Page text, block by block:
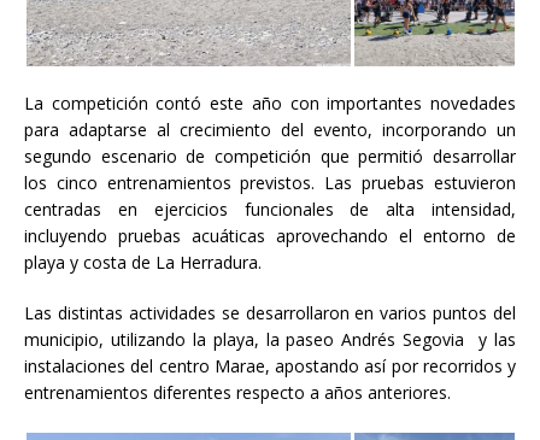
La competición contó este año con importantes novedades
para adaptarse al crecimiento del evento, incorporando un
segundo escenario de competición que permitió desarrollar
los cinco entrenamientos previstos. Las pruebas estuvieron
centradas en ejercicios funcionales de alta intensidad,
incluyendo pruebas acuáticas aprovechando el entorno de
playa y costa de La Herradura.
Las distintas actividades se desarrollaron en varios puntos del
municipio, utilizando la playa, la paseo Andrés Segovia y las
instalaciones del centro Marae, apostando así por recorridos y
entrenamientos diferentes respecto a años anteriores.